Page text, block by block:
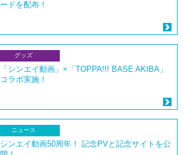
ードを配布！
グッズ
「シンエイ動画」×「TOPPA!!! BASE AKIBA」
コラボ実施！
ニュース
シンエイ動画50周年！ 記念PVと記念サイトを公